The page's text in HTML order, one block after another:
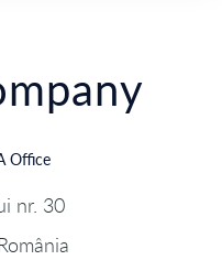
Office
nr. 30